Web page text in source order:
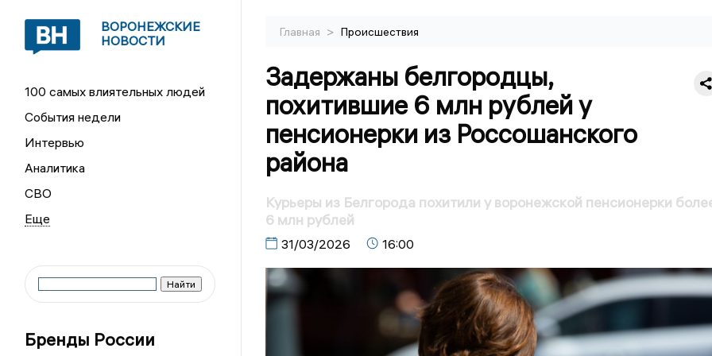
ВОРОНЕЖСКИЕ
НОВОСТИ
100 самых влиятельных людей
События недели
Интервью
Аналитика
СВО
Бренды России
Главная > Происшествия
Задержаны белгородцы,
похитившие 6 млн рублей у
пенсионерки из Россошанского
района
Курьеры из Белгорода похитили у воронежской пенсионерки
6 млн рублей
31/03/2026 16:00